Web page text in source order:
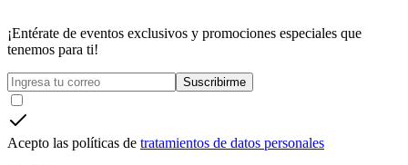
¡Entérate de eventos exclusivos y promociones especiales que
tenemos para ti!
Suscribirme
Acepto las políticas de tratamientos de datos personales